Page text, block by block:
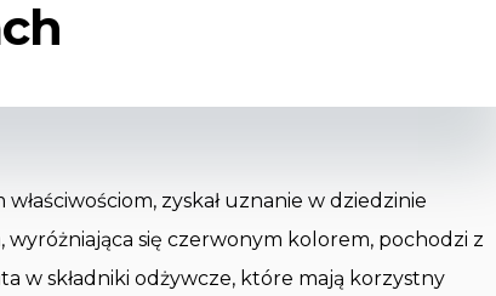
zyskał uznanie w dziedzinie
się czerwonym kolorem, pochodzi z
w składniki odżywcze, które mają korzystny